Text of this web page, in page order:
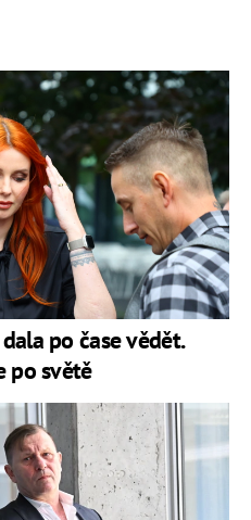
po čase vědět.
po světě